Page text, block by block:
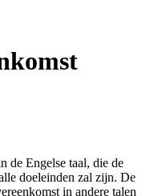
de Engelse taal, die de
doeleinden zal zijn. De
in andere talen